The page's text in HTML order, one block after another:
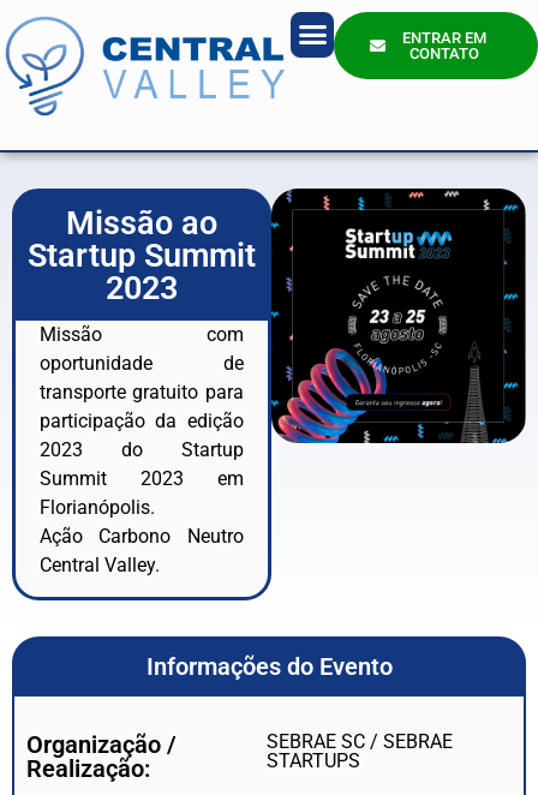
ENTRAR EM
CONTATO
Missão ao
Startup Summit
2023
Missão com
oportunidade de
transporte gratuito para
participação da edição
2023 do Startup
Summit 2023 em
Florianópolis.
Ação Carbono Neutro
Central Valley.
Informações do Evento
Organização /
Realização:
SEBRAE SC / SEBRAE
STARTUPS